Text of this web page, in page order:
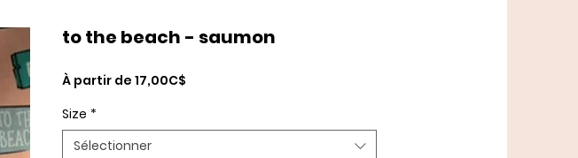
to the beach - saumon
À partir de 17,00C$
Size *
Sélectionner